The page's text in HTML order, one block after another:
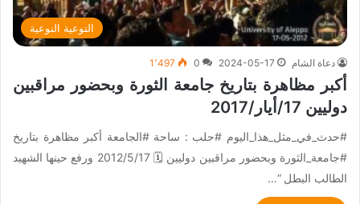
التوعية النوعية
دعاة الشام 2024-05-17
0 1٬497
أكبر مظاهرة بتاريخ جامعة الثورة وبحضور مراقبين
دوليين 17/أيار/2017
#حدث_في_مثل_هذا_اليوم #حلب : ساحة #الجامعة أكبر مظاهرة بتاريخ
#جامعة_الثورة وبحضور مراقبين دوليين 🗓 2012/5/17 ورفع حينها الشهيد
الطالب البطل ”…